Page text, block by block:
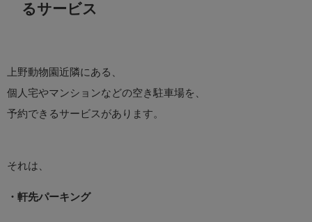
るサービス
上野動物園近隣にある、
個人宅やマンションなどの空き駐車場を、
予約できるサービスがあります。
それは、
・軒先パーキング